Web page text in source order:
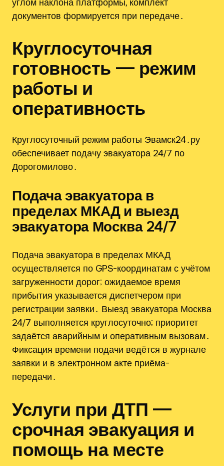
документов формируется при передаче․
Круглосуточная
готовность — режим
работы и
оперативность
Круглосуточный режим работы Эвамск24․ру
обеспечивает подачу эвакуатора 24/7 по
Дорогомилово․
Подача эвакуатора в
пределах МКАД и выезд
эвакуатора Москва 24/7
Подача эвакуатора в пределах МКАД
осуществляется по GPS-координатам с учётом
загруженности дорог; ожидаемое время
прибытия указывается диспетчером при
регистрации заявки․ Выезд эвакуатора Москва
24/7 выполняется круглосуточно; приоритет
задаётся аварийным и оперативным вызовам․
Фиксация времени подачи ведётся в журнале
заявки и в электронном акте приёма-
передачи․
Услуги при ДТП —
срочная эвакуация и
помощь на месте